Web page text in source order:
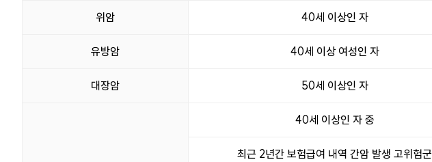
위암 40세 이상인 자
유방암 40세 이상 여성인 자
대장암 50세 이상인 자
40세 이상인 자 중
최근 2년간 보험급여 내역 간암 발생 고위험군